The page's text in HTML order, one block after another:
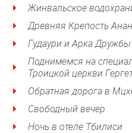
Жинвальское
Древняя Крепость
Гудаури и Арка
Поднимемся на
Троицкой церкви
Обратная дорога в
Свободный вечер
Ночь в отеле Тбилиси